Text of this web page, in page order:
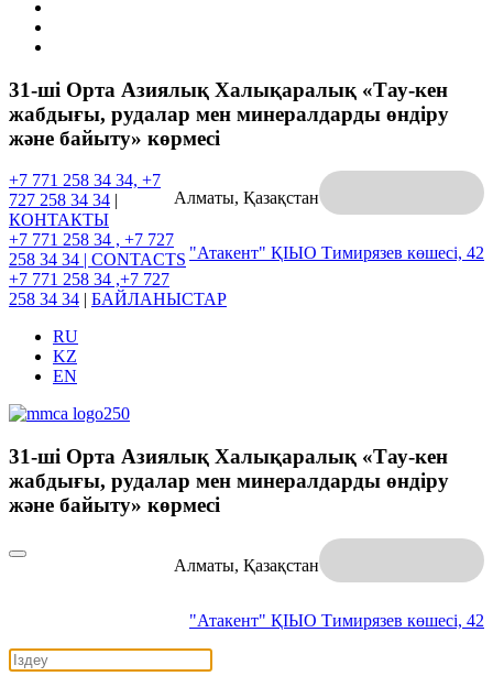
31-шi Орта Азиялық Халықаралық «Тау-кен
жабдығы, рудалар мен минералдарды өндіру
және байыту» көрмесі
Алматы, Қазақстан
"Атакент" ҚІЫО Тимирязев көшесі, 42
+7 771 258 34 34, +7
727 258 34 34 |
КОНТАКТЫ
+7 771 258 34 , +7 727
258 34 34 | CONTACTS
+7 771 258 34 ,+7 727
258 34 34 | БАЙЛАНЫСТАР
RU
KZ
EN
31-шi Орта Азиялық Халықаралық «Тау-кен
жабдығы, рудалар мен минералдарды өндіру
және байыту» көрмесі
Алматы, Қазақстан
"Атакент" ҚІЫО Тимирязев көшесі, 42